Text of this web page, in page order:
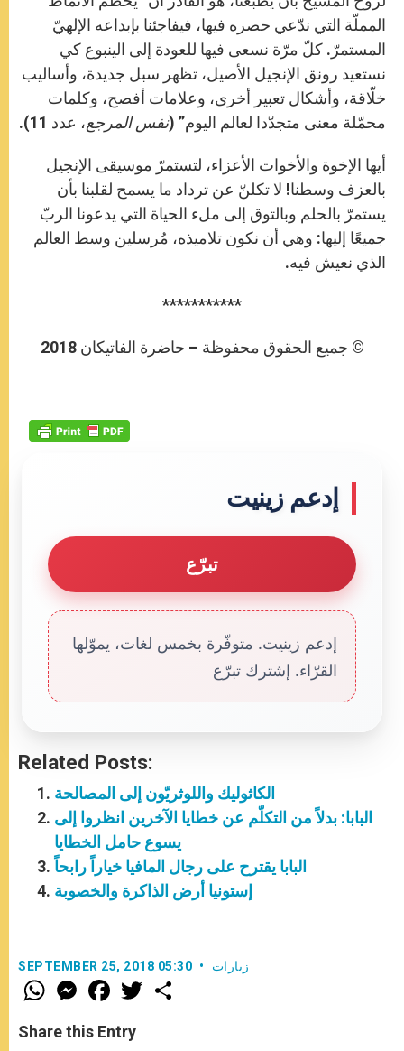
المملّة التي ندّعي حصره فيها، فيفاجئنا بإبداعه الإلهيّ
المستمرّ. كلّ مرّة نسعى فيها للعودة إلى الينبوع كي
نستعيد رونق الإنجيل الأصيل، تظهر سبل جديدة، وأساليب
خلّاقة، وأشكال تعبير أخرى، وعلامات أفصح، وكلمات
محمّلة معنى متجدّدا لعالم اليوم” (نفس المرجع، عدد 11).
أيها الإخوة والأخوات الأعزاء، لتستمرّ موسيقى الإنجيل
بالعزف وسطنا! لا تكلنّ عن ترداد ما يسمح لقلبنا بأن
يستمرّ بالحلم وبالتوق إلى ملء الحياة التي يدعونا الربّ
جميعًا إليها: وهي أن نكون تلاميذه، مُرسلين وسط العالم
الذي نعيش فيه.
***********
© جميع الحقوق محفوظة – حاضرة الفاتيكان 2018
إدعم زينيت
تبرّع
إدعم زينيت. متوفّرة بخمس لغات، يموّلها
القرّاء. إشترك تبرّع
Related Posts:
الكاثوليك واللوثريّون إلى المصالحة
البابا: بدلاً من التكلّم عن خطايا الآخرين انظروا إلى
يسوع حامل الخطايا
البابا يقترح على رجال المافيا خياراً رابحاً
إستونيا أرض الذاكرة والخصوبة
SEPTEMBER 25, 2018 05:30 زيارات
W
h
t
s
M
e
s
e
F
a
e
b
w
Share this Entry